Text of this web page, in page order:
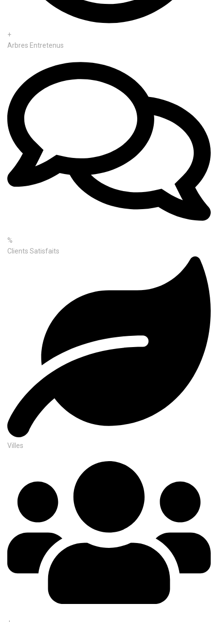
+
Arbres Entretenus
%
Clients Satisfaits
Villes